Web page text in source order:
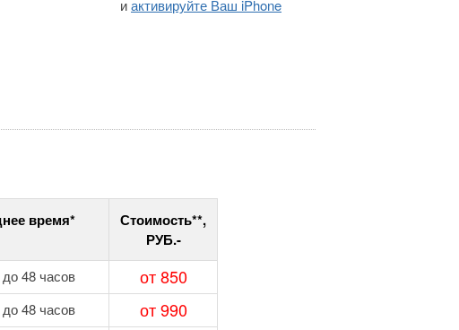
иактивируйте Ваш iPhone
время*
Стоимость**,
РУБ.-
48 часов от 850
48 часов от 990